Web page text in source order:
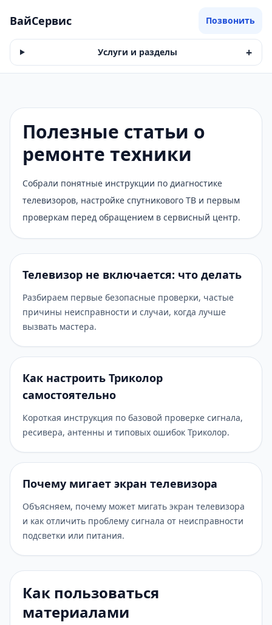
ВайСервис Позвонить
Услуги и разделы +
Полезные статьи о
ремонте техники
Собрали понятные инструкции по диагностике
телевизоров, настройке спутникового ТВ и первым
проверкам перед обращением в сервисный центр.
Телевизор не включается: что делать
Разбираем первые безопасные проверки, частые
причины неисправности и случаи, когда лучше
вызвать мастера.
Как настроить Триколор
самостоятельно
Короткая инструкция по базовой проверке сигнала,
ресивера, антенны и типовых ошибок Триколор.
Почему мигает экран телевизора
Объясняем, почему может мигать экран телевизора
и как отличить проблему сигнала от неисправности
подсветки или питания.
Как пользоваться
материалами